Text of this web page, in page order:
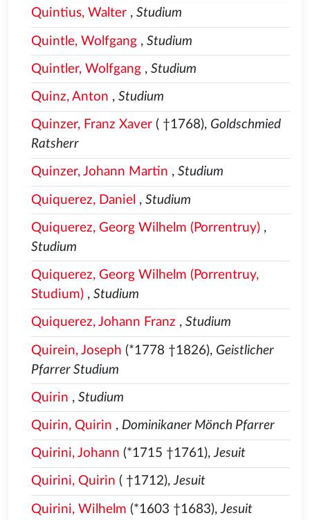
Quintius, Walter, Studium
Quintle, Wolfgang, Studium
Quintler, Wolfgang, Studium
Quinz, Anton , Studium
Quinzer, Franz Xaver( †1768), Goldschmied
Ratsherr
Quinzer, Johann Martin , Studium
Quiquerez, Daniel , Studium
Quiquerez, Georg Wilhelm (Porrentruy),
Studium
Quiquerez, Georg Wilhelm (Porrentruy,
Studium), Studium
Quiquerez, Johann Franz , Studium
Quirein, Joseph (*1778 †1826), Geistlicher
Pfarrer Studium
Quirin , Studium
Quirin, Quirin , Dominikaner Mönch Pfarrer
Quirini, Johann (*1715 †1761),Jesuit
Quirini, Quirin ( †1712),Jesuit
Quirini, Wilhelm (*1603 †1683), Jesuit